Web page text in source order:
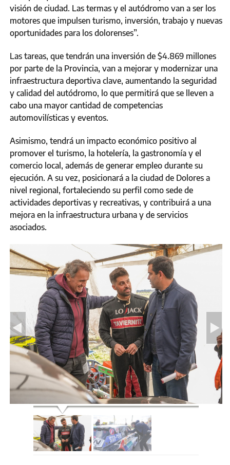
visión de ciudad. Las termas y el autódromo van a ser los
motores que impulsen turismo, inversión, trabajo y nuevas
oportunidades para los dolorenses”.
Las tareas, que tendrán una inversión de $4.869 millones
por parte de la Provincia, van a mejorar y modernizar una
infraestructura deportiva clave, aumentando la seguridad
y calidad del autódromo, lo que permitirá que se lleven a
cabo una mayor cantidad de competencias
automovilísticas y eventos.
Asimismo, tendrá un impacto económico positivo al
promover el turismo, la hotelería, la gastronomía y el
comercio local, además de generar empleo durante su
ejecución. A su vez, posicionará a la ciudad de Dolores a
nivel regional, fortaleciendo su perfil como sede de
actividades deportivas y recreativas, y contribuirá a una
mejora en la infraestructura urbana y de servicios
asociados.